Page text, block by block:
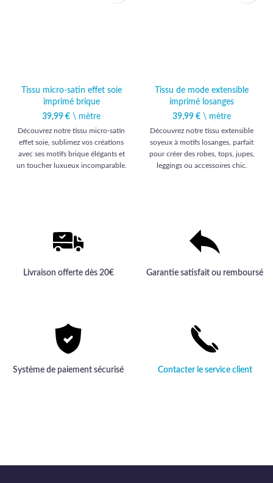
Tissu micro-satin effet soie
imprimé brique
39,99 € \ mètre
Découvrez notre tissu micro-satin
effet soie, sublimez vos créations
avec ses motifs brique élégants et
un toucher luxueux incomparable.
Tissu de mode extensible
imprimé losanges
39,99 € \ mètre
Découvrez notre tissu extensible
soyeux à motifs losanges, parfait
pour créer des robes, tops, jupes,
leggings ou accessoires chic.
Livraison offerte dès 20€ Garantie satisfait ou remboursé
Système de paiement sécurisé Contacter le service client